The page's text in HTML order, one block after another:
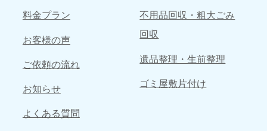
料金プラン
お客様の声
ご依頼の流れ
お知らせ
よくある質問
不用品回収・粗大ごみ
回収
遺品整理・生前整理
ゴミ屋敷片付け